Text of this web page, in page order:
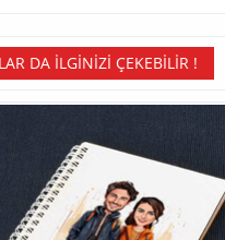
DA İLGINIZI ÇEKEBILIR !